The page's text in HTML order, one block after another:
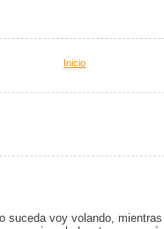
Inicio
suceda voy volando,